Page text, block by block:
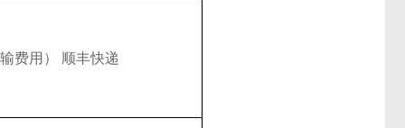
费用） 顺丰快递